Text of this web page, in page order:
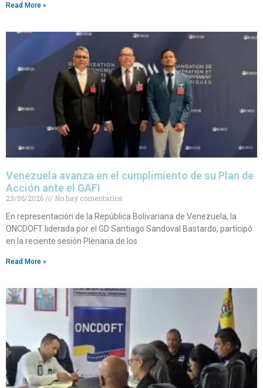
Read More »
Venezuela avanza en el cumplimiento de su Plan de
Acción ante el GAFI
23/06/2026
No hay comentarios
En representación de la República Bolivariana de Venezuela, la
ONCDOFT liderada por el GD Santiago Sandoval Bastardo, participó
en la reciente sesión Plenaria de los
Read More »